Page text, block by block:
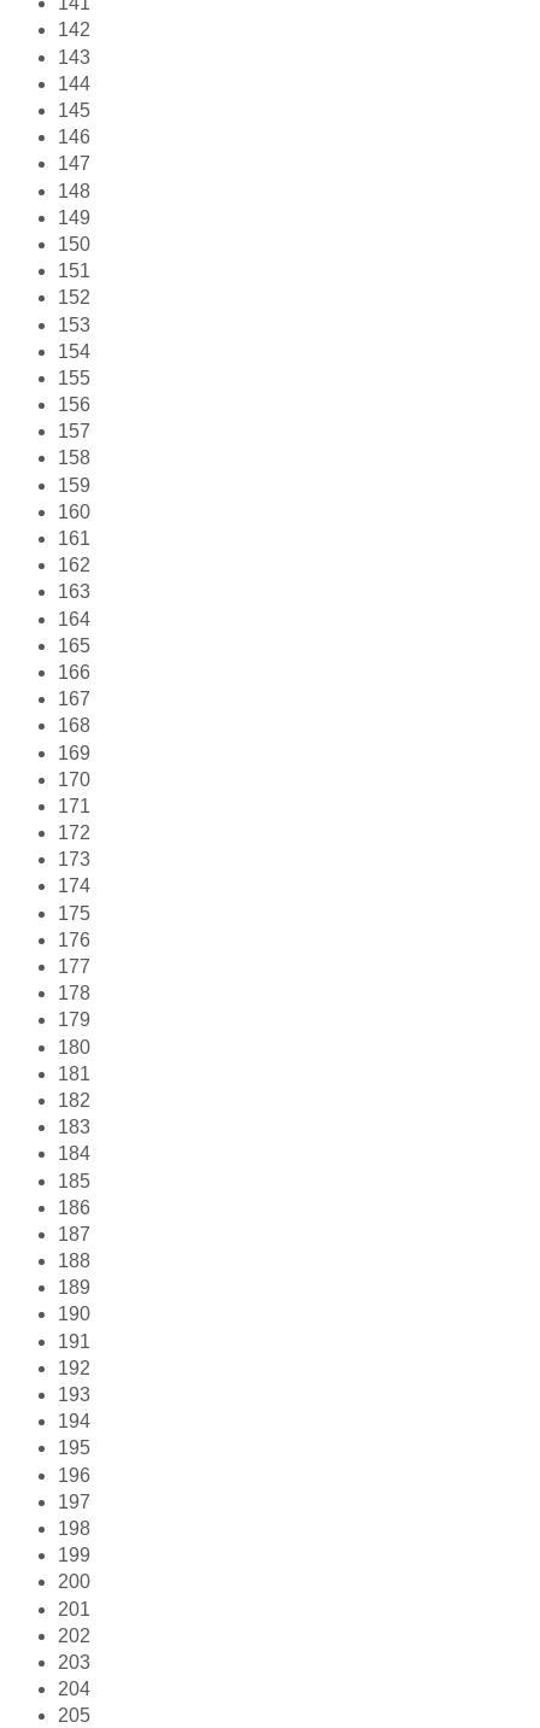
142
143
144
145
146
147
148
149
150
151
152
153
154
155
156
157
158
159
160
161
162
163
164
165
166
167
168
169
170
171
172
173
174
175
176
177
178
179
180
181
182
183
184
185
186
187
188
189
190
191
192
193
194
195
196
197
198
199
200
201
202
203
204
205